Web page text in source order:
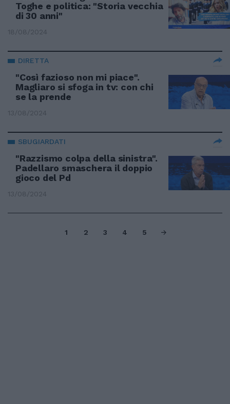
Toghe e politica: "Storia vecchia
di 30 anni"
18/08/2024
DIRETTA
"Così fazioso non mi piace".
Magliaro si sfoga in tv: con chi
se la prende
13/08/2024
SBUGIARDATI
"Razzismo colpa della sinistra".
Padellaro smaschera il doppio
gioco del Pd
13/08/2024
1 2 3 4 5